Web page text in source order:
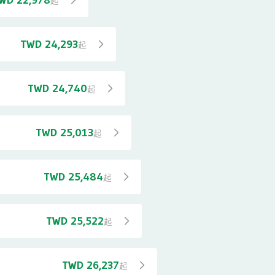
TWD 24,293起
TWD 24,740起
TWD 25,013起
TWD 25,484起
TWD 25,522起
TWD 26,237起